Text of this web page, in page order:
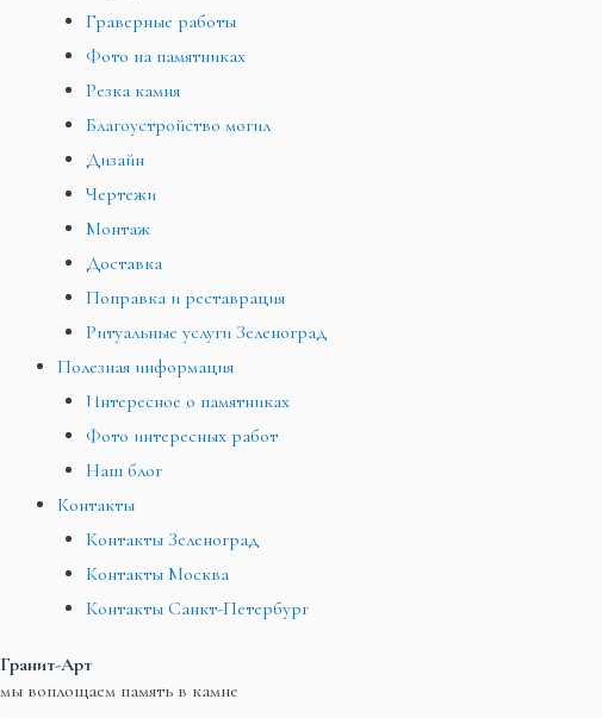
Граверные работы
Фото на памятниках
Резка камня
Благоустройство могил
Дизайн
Чертежи
Монтаж
Доставка
Поправка и реставрация
Ритуальные услуги Зеленоград
Полезная информация
Интересное о памятниках
Фото интересных работ
Наш блог
Контакты
Контакты Зеленоград
Контакты Москва
Контакты Санкт-Петербург
Гранит-Арт
мы воплощаем память в камне